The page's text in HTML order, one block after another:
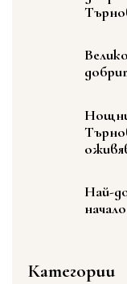
Най-
Категории